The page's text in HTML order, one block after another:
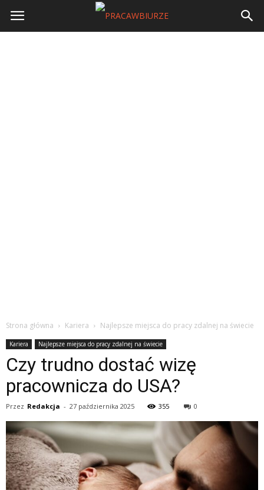
Strona główna Kariera Najlepsze miejsca do pracy zdalnej na świecie
Kariera Najlepsze miejsca do pracy zdalnej na świecie
Czy trudno dostać wizę
pracownicza do USA?
Przez Redakcja - 27 października 2025 355 0